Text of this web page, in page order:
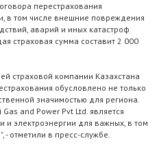
перестрахования
в том числе внешние повреждения
аварий и иных катастроф
страховая сумма составит 2 000
страховой компании Казахстана
обусловлено не только
значимостью для региона.
and Power Pvt Ltd. является
электроэнергии для важных, в том
- отметили в пресс-службе.